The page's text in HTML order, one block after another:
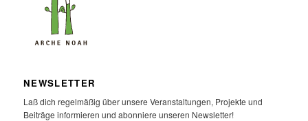
NEWSLETTER
Laß dich regelmäßig über unsere Veranstaltungen, Projekte und
Beiträge informieren und abonniere unseren Newsletter!